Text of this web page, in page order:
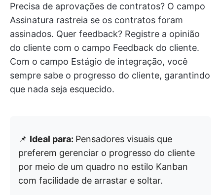
Precisa de aprovações de contratos? O campo
Assinatura rastreia se os contratos foram
assinados. Quer feedback? Registre a opinião
do cliente com o campo Feedback do cliente.
Com o campo Estágio de integração, você
sempre sabe o progresso do cliente, garantindo
que nada seja esquecido.
📌 Ideal para: Pensadores visuais que
preferem gerenciar o progresso do cliente
por meio de um quadro no estilo Kanban
com facilidade de arrastar e soltar.